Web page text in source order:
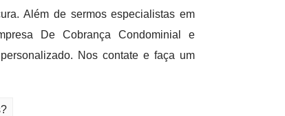
Além de sermos especialistas em
De Cobrança Condominial e
Nos contate e faça um